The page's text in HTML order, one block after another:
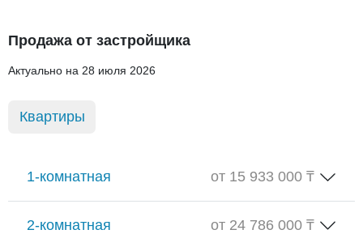
Продажа от застройщика
Актуально на 28 июля 2026
Квартиры
1-комнатная от 15 933 000 ₸
2-комнатная от 24 786 000 ₸